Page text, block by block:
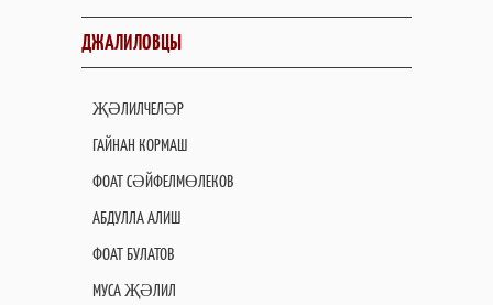
ДЖАЛИЛОВЦЫ
ҖӘЛИЛЧЕЛӘР
ГАЙНАН КОРМАШ
ФОАТ СӘЙФЕЛМӨЛЕКОВ
АБДУЛЛА АЛИШ
ФОАТ БУЛАТОВ
МУСА ҖӘЛИЛ